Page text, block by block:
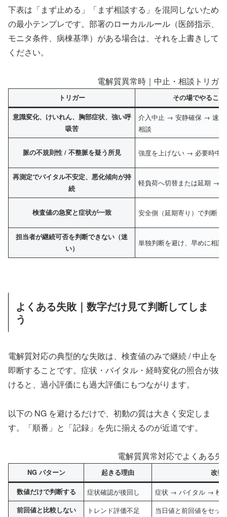
下表は「まず止める」「まず相談する」を混同しないため
の最小テンプレです。部署のローカルルール（医師指示、
モニタ条件、病棟基準）がある場合は、それを上書きして
ください。
電解質異常時｜中止・相談トリガ
トリガー その場でやること
意識変化、けいれん、胸部症状、強い呼
吸苦
介入中止 → 安静確保 → 速や
相談
脈の不規則性 / 不整脈を疑う所見 強度を上げない → 必要時中
再測定でバイタル不安定、悪化傾向が持
続
軽負荷へ切替または延期 →
検査値の急変と症状が一致 安全側（延期寄り）で判断
担当者が継続可否を判断できない（迷
い）
単独判断を避け、早めに相談
よくある失敗｜数字だけ見て判断してしま
う
電解質対応の典型的な失敗は、検査値のみで継続 / 中止を
即断することです。症状・バイタル・経時変化の照合が抜
けると、過小評価にも過大評価にもつながります。
以下の NG を避けるだけで、初動の質は大きく安定しま
す。「順番」と「記録」を先に揃えるのが近道です。
電解質異常対応でよくある失
NG パターン 起きる理由 改善
数値だけで判断する 症状確認が後回し 症状 → バイタル → 検
前回値と比較しない トレンド評価不足 当日値と前回値をセッ